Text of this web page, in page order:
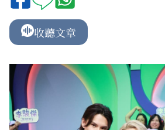
收聽文章